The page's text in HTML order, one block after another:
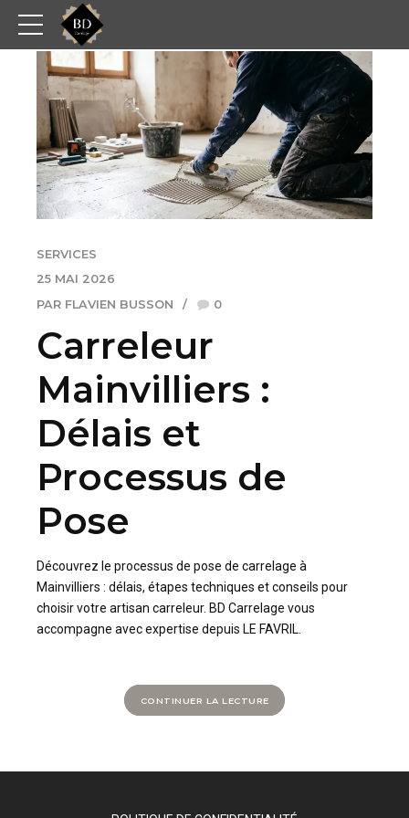
SERVICES
25 MAI 2026
PAR FLAVIEN BUSSON
0
Carreleur
Mainvilliers :
Délais et
Processus de
Pose
Découvrez le processus de pose de carrelage à
Mainvilliers : délais, étapes techniques et conseils pour
choisir votre artisan carreleur. BD Carrelage vous
accompagne avec expertise depuis LE FAVRIL.
CONTINUER LA LECTURE